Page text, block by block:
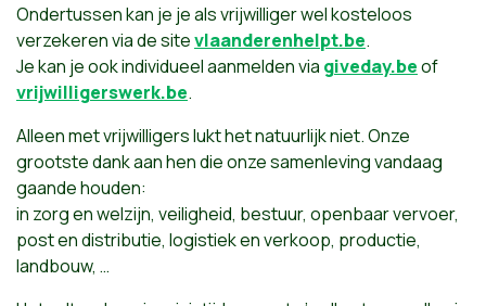
Ondertussen kan je je als vrijwilliger wel kosteloos
verzekeren via de sitevlaanderenhelpt.be.
Je kan je ook individueel aanmelden via giveday.beof
vrijwilligerswerk.be.
Alleen met vrijwilligers lukt het natuurlijk niet. Onze
grootste dank aan hen die onze samenleving vandaag
gaande houden:
in zorg en welzijn, veiligheid, bestuur, openbaar vervoer,
post en distributie, logistiek en verkoop, productie,
landbouw, …